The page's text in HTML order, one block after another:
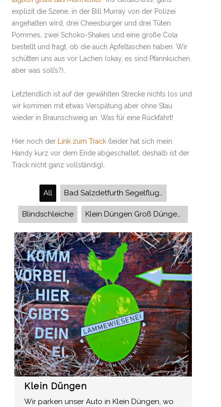
explizit die Szene, in der Bill Murray von der Polizei
angehalten wird, drei Cheesburger und drei Tüten
Pommes, zwei Schoko-Shakes und eine große Cola
bestellt und fragt, ob die auch Apfeltaschen haben. Wir
schütten uns aus vor Lachen (okay, es sind Pfannkuchen,
aber was soll’s?).
Letztendlich ist auf der gewählten Strecke nichts los und
wir kommen mit etwas Verspätung aber ohne Stau
wieder in Braunschweig an. Was für eine Rückfahrt!
Hier noch der Link zum Track (leider hat sich mein
Handy kurz vor dem Ende abgeschaltet, deshalb ist der
Track nicht ganz vollständig).
All Bad Salzdetfurth Segelflugplatz Adventure Golfplatz Restaurant Waldfrieden Hexenhäuschen Teufelsküche Erlengrund Gehlenbach Katerstieg Saubergshöhenstieg
Blindschleiche Klein Düngen Groß Düngen Kammweg Adolf-Stoffregen-Turm Passeiche Auf dem Galgen
Klein Düngen
Wir parken unser Auto in Klein Düngen, wo